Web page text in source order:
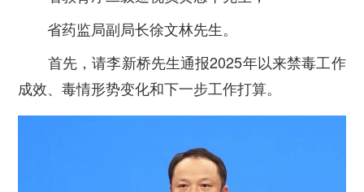
省药监局副局长徐文林先生。
首先，请李新桥先生通报2025年以来禁毒工作
成效、毒情形势变化和下一步工作打算。